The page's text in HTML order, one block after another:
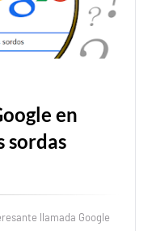
en
sordas
llamada Google